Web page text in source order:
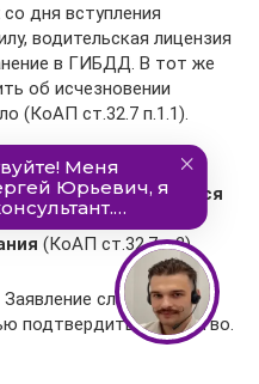
дня вступления
водительская лицензия
в ГИБДД. В тот же
об исчезновении
(КоАП ст.32.7 п.1.1).
управления или
срокрасценивается
для
(КоАП ст.32.7 п.2).
следует
подтвердить авторство.